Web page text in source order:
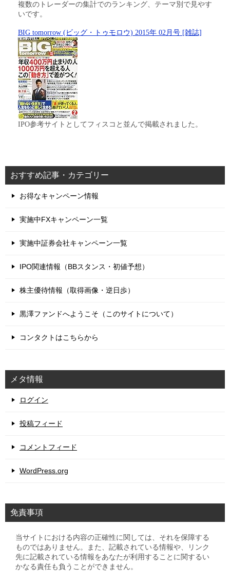
複数のトレーダーの集計でのランキング、テーマ別で見やす
いです。
BIG tomorrow (ビッグ・トゥモロウ) 2015年 02月号 [雑誌]
IPO参考サイトとしてフィスコと並んで掲載されました。
おすすめ記事・カテゴリー
お得なキャンペーン情報
実施中FXキャンペーン一覧
実施中証券会社キャンペーン一覧
IPO関連情報（BBスタンス・初値予想）
株主優待情報（取得画像・逆日歩）
黒澤ファンドへようこそ（このサイトについて）
コンタクトはこちらから
メタ情報
ログイン
投稿フィード
コメントフィード
WordPress.org
免責事項
当サイトにおける内容の正確性に関しては、それを保障する
ものではありません。また、記載されている情報や、リンク
先に記載されている情報をあなたが利用することに関するい
かなる責任も負うことができません。